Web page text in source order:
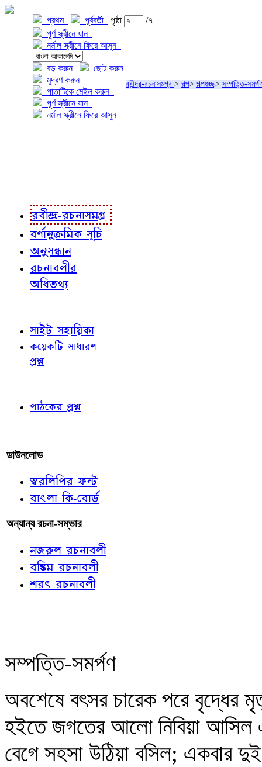
প্রথম পূর্ববর্তী পৃষ্ঠা
/৭
পূর্ণ স্ক্রীনে যান
নর্মাল স্ক্রীনে ফিরে আসুন
বড় করুন
ছোট করুন
মুদ্রণ করুন
পাতাটিকে মেইল করুন
পূর্ণ স্ক্রীনে যান
নর্মাল স্ক্রীনে ফিরে আসুন
রবীন্দ্র-রচনাসমগ্র > গল্প> গল্পগুচ্ছ> সম্পত্তি-সমর্পণ
রবীন্দ্র-রচনাসমগ্র
বর্ণানুক্রমিক সূচি
অনুসন্ধান
রচনাবলীর
অধিতথ্য
সাইট সহায়িকা
কয়েকটি সাধারণ
প্রশ্ন
পাঠকের প্রশ্ন
ডাউনলোড
স্বরলিপির ফন্ট
বাংলা কি-বোর্ড
অন্যান্য রচনা-সম্ভার
নজরুল রচনাবলী
বঙ্কিম রচনাবলী
শরৎ রচনাবলী
সম্পত্তি-সমর্পণ
অবশেষে বৎসর চারেক পরে
হইতে জগতের আলো নিবিয়া আসিল
বেগে সহসা উঠিয়া বসিল; একবার